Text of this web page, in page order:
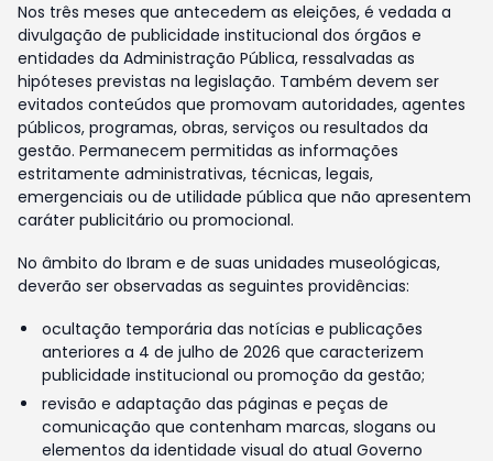
Nos três meses que antecedem as eleições, é vedada a
divulgação de publicidade institucional dos órgãos e
entidades da Administração Pública, ressalvadas as
hipóteses previstas na legislação. Também devem ser
evitados conteúdos que promovam autoridades, agentes
públicos, programas, obras, serviços ou resultados da
gestão. Permanecem permitidas as informações
estritamente administrativas, técnicas, legais,
emergenciais ou de utilidade pública que não apresentem
caráter publicitário ou promocional.
No âmbito do Ibram e de suas unidades museológicas,
deverão ser observadas as seguintes providências:
ocultação temporária das notícias e publicações
anteriores a 4 de julho de 2026 que caracterizem
publicidade institucional ou promoção da gestão;
revisão e adaptação das páginas e peças de
comunicação que contenham marcas, slogans ou
elementos da identidade visual do atual Governo